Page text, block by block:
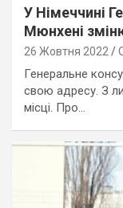
У Німеччині
Мюнхені
26 Жовтня 2022
Генеральне
свою адресу. З
місці. Про…